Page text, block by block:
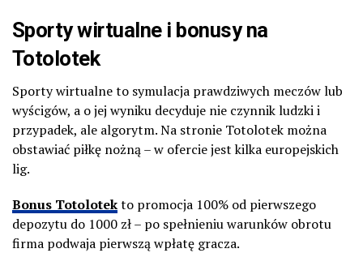
Sporty wirtualne i bonusy na
Totolotek
Sporty wirtualne to symulacja prawdziwych meczów lub
wyścigów, a o jej wyniku decyduje nie czynnik ludzki i
przypadek, ale algorytm. Na stronie Totolotek można
obstawiać piłkę nożną – w ofercie jest kilka europejskich
lig.
Bonus Totolotekto promocja 100% od pierwszego
depozytu do 1000 zł – po spełnieniu warunków obrotu
firma podwaja pierwszą wpłatę gracza.